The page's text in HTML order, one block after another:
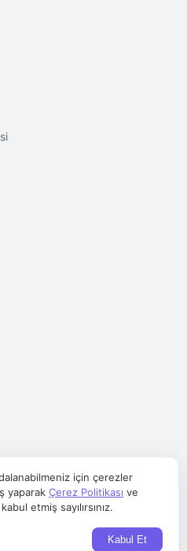
- Her Hakkı Saklıdır
için çerezler
yaparak Çerez Politikası ve
etmiş sayılırsınız.
Kabul Et